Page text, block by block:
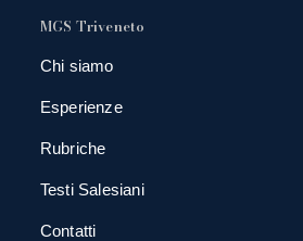
MGS Triveneto
Chi siamo
Esperienze
Rubriche
Testi Salesiani
Contatti